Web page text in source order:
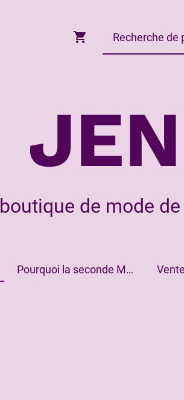
boutique de mode
Pourquoi la seconde Main?